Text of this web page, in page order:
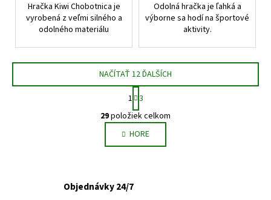
Hračka Kiwi Chobotnica je
vyrobená z veľmi silného a
odolného materiálu
Odolná hračka je ľahká a
výborne sa hodí na športové
aktivity.
O
v
l
á
NAČÍTAŤ 12 ĎALŠÍCH
S
t
r
á
n
k
1 3
29položiek celkom
HORE
Objednávky 24/7